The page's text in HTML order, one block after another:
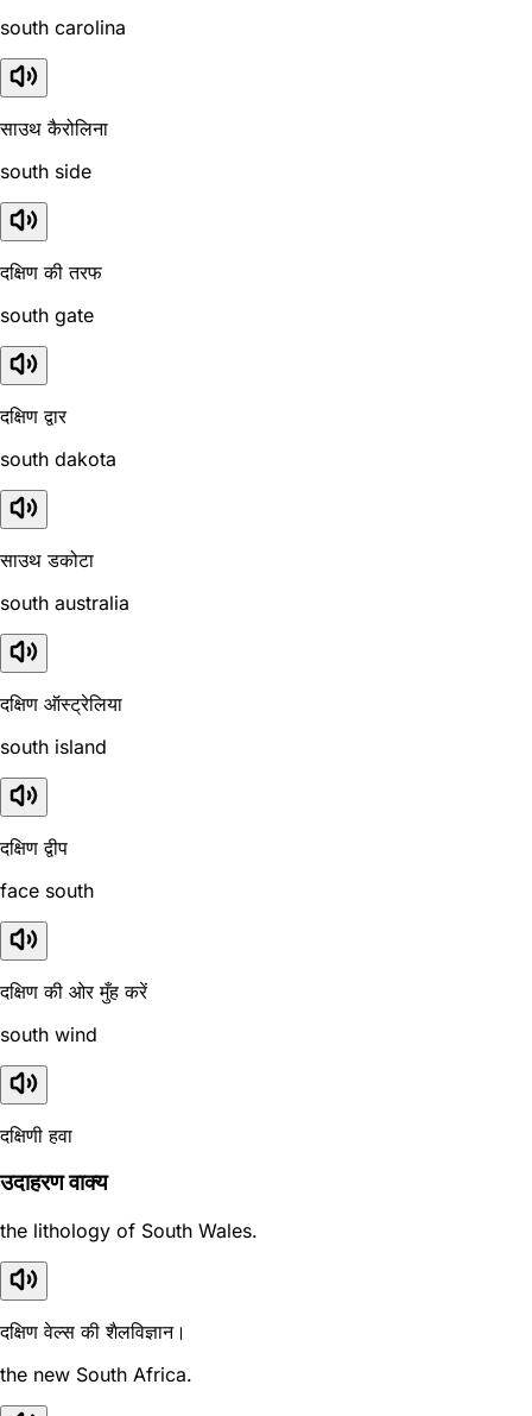
south carolina
साउथ कैरोलिना
south side
दक्षिण की तरफ
south gate
दक्षिण द्वार
south dakota
साउथ डकोटा
south australia
दक्षिण ऑस्ट्रेलिया
south island
दक्षिण द्वीप
face south
दक्षिण की ओर मुँह करें
south wind
दक्षिणी हवा
उदाहरण वाक्य
the lithology of South Wales.
दक्षिण वेल्स की शैलविज्ञान।
the new South Africa.